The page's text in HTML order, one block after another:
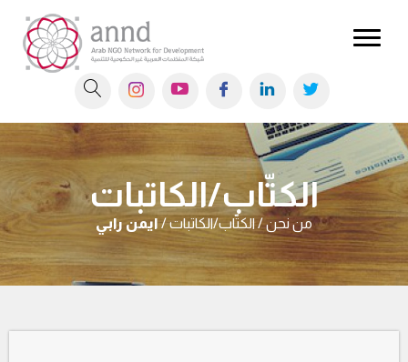
الكتّاب/الكاتبات
من نحن / الكتّاب/الكاتبات /ايمن رابي